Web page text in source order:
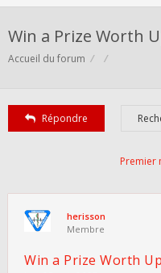
Win a Prize Worth
Accueil du forum
Répondre
Premier
herisson
Membre
Win a Prize Worth